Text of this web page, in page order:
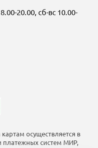
20.00, сб-вс 10.00-
осуществляется в
платежных систем МИР,